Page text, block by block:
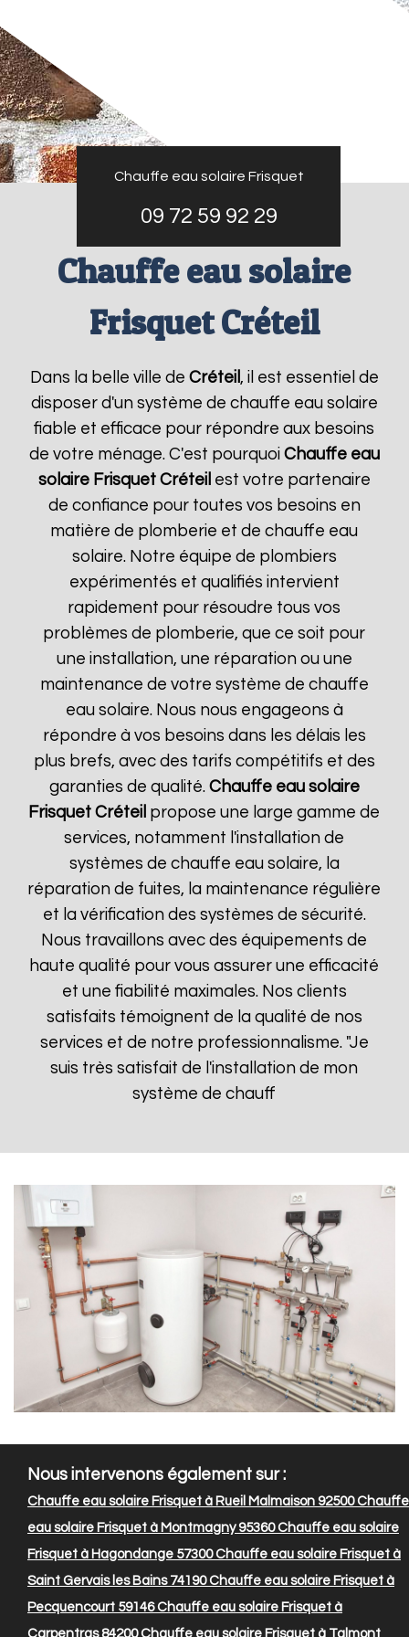
Chauffe eau solaire Frisquet
09 72 59 92 29
Chauffe eau solaire
Frisquet Créteil
Dans la belle ville de Créteil , il est essentiel de
disposer d'un système de chauffe eau solaire
fiable et efficace pour répondre aux besoins
de votre ménage. C'est pourquoi Chauffe eau
solaire Frisquet Créteil est votre partenaire
de confiance pour toutes vos besoins en
matière de plomberie et de chauffe eau
solaire. Notre équipe de plombiers
expérimentés et qualifiés intervient
rapidement pour résoudre tous vos
problèmes de plomberie, que ce soit pour
une installation, une réparation ou une
maintenance de votre système de chauffe
eau solaire. Nous nous engageons à
répondre à vos besoins dans les délais les
plus brefs, avec des tarifs compétitifs et des
garanties de qualité. Chauffe eau solaire
Frisquet Créteil propose une large gamme de
services, notamment l'installation de
systèmes de chauffe eau solaire, la
réparation de fuites, la maintenance régulière
et la vérification des systèmes de sécurité.
Nous travaillons avec des équipements de
haute qualité pour vous assurer une efficacité
et une fiabilité maximales. Nos clients
satisfaits témoignent de la qualité de nos
services et de notre professionnalisme. "Je
suis très satisfait de l'installation de mon
système de chauff
Nous intervenons également sur :
Chauffe eau solaire Frisquet à Rueil Malmaison 92500Chauffe
eau solaire Frisquet à Montmagny 95360Chauffe eau solaire
Frisquet à Hagondange 57300Chauffe eau solaire Frisquet à
Saint Gervais les Bains 74190Chauffe eau solaire Frisquet à
Pecquencourt 59146Chauffe eau solaire Frisquet à
Carpentras 84200Chauffe eau solaire Frisquet à Talmont